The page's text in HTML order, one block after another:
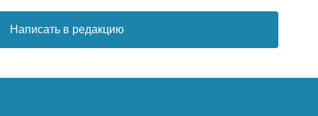
Написать в редакцию